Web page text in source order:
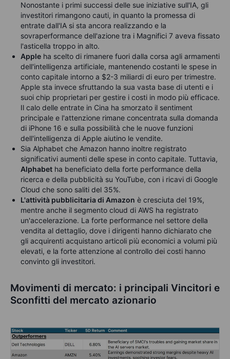
Nonostante i primi successi delle sue iniziative sull'IA, gli
investitori rimangono cauti, in quanto la promessa di
entrate dall'IA si sta ancora realizzando e la
sovraperformance dell'azione tra i Magnifici 7 aveva fissato
l'asticella troppo in alto.
Apple ha scelto di rimanere fuori dalla corsa agli armamenti
dell'intelligenza artificiale, mantenendo costanti le spese in
conto capitale intorno a $2-3 miliardi di euro per trimestre.
Apple sta invece sfruttando la sua vasta base di utenti e i
suoi chip proprietari per gestire i costi in modo più efficace.
Il calo delle entrate in Cina ha smorzato il sentiment
principale e l'attenzione rimane concentrata sulla domanda
di iPhone 16 e sulla possibilità che le nuove funzioni
dell'intelligenza di Apple aiutino le vendite.
Sia Alphabet che Amazon hanno inoltre registrato
significativi aumenti delle spese in conto capitale. Tuttavia,
Alphabet ha beneficiato della forte performance della
ricerca e della pubblicità su YouTube, con i ricavi di Google
Cloud che sono saliti del 35%.
L'attività pubblicitaria di Amazon è cresciuta del 19%,
mentre anche il segmento cloud di AWS ha registrato
un'accelerazione. La forte performance nel settore della
vendita al dettaglio, dove i dirigenti hanno dichiarato che
gli acquirenti acquistano articoli più economici a volumi più
elevati, e la forte attenzione al controllo dei costi hanno
convinto gli investitori.
Movimenti di mercato: i principali Vincitori e
Sconfitti del mercato azionario